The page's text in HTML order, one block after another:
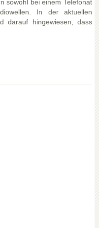
sowohl bei einem Telefonat
In der aktuellen
darauf hingewiesen, dass